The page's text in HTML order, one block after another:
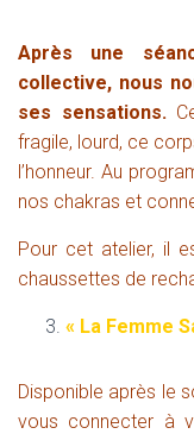
Après une
collective, nous
ses sensations. C
fragile, lourd, ce
l’honneur.Au
nos chakras et
Pour cet atelier, il
chaussettes de
« La Femme
Disponible après le
vous connecter à